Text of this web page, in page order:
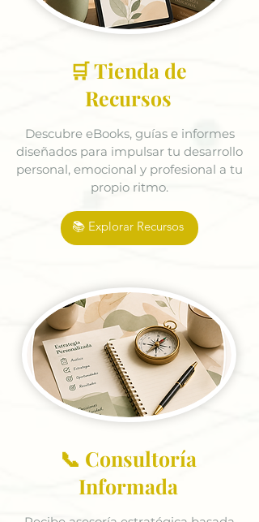
🛒 Tienda de
Recursos
Descubre eBooks, guías e informes
diseñados para impulsar tu desarrollo
personal, emocional y profesional a tu
propio ritmo.
📚 Explorar Recursos
📞 Consultoría
Informada